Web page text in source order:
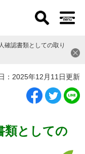
確認書類としての取り
：2025年12月11日更新
類としての